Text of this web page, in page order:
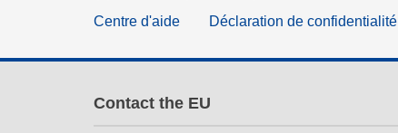
Centre d'aide Déclaration de confidentialité
Contact the EU